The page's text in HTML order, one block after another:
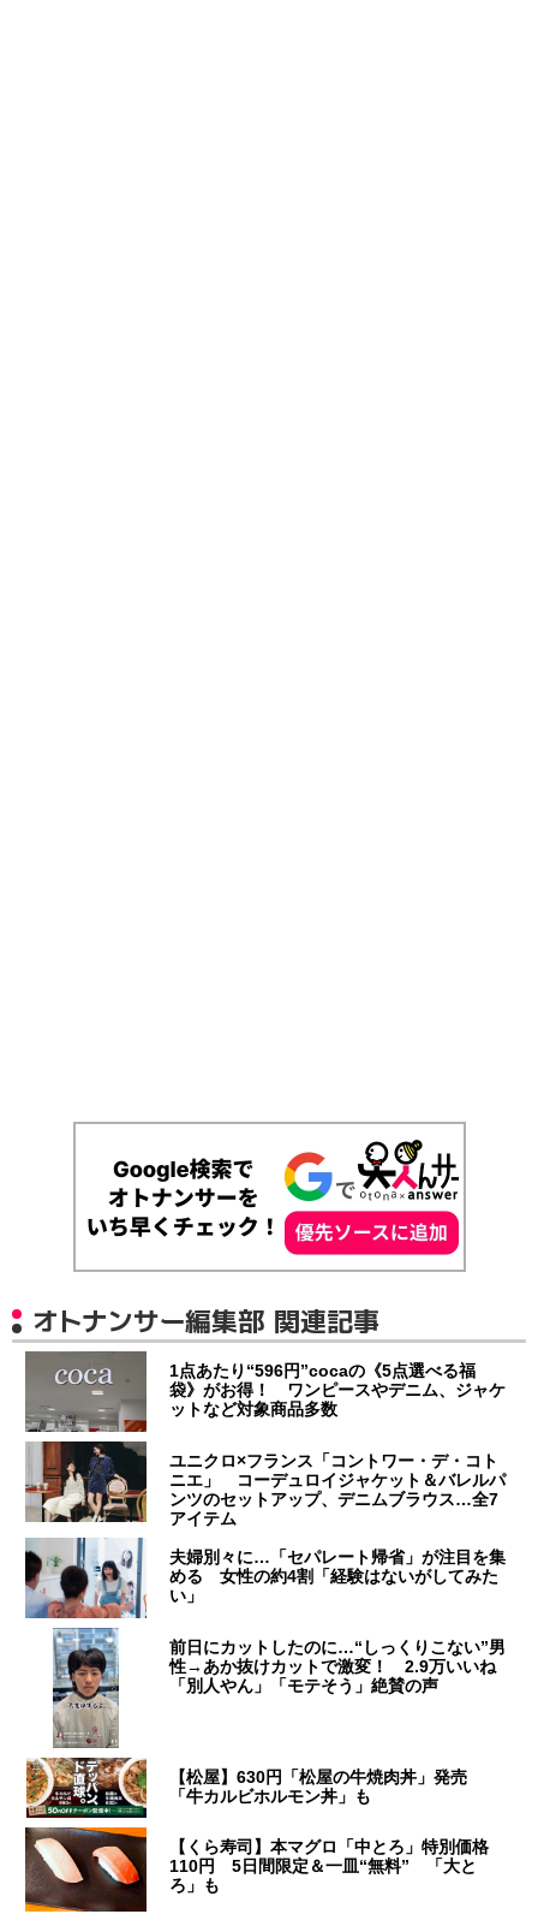
オトナンサー編集部 関連記事
1点あたり“596円”cocaの《5点選べる福
袋》がお得！ ワンピースやデニム、ジャケ
ットなど対象商品多数
ユニクロ×フランス「コントワー・デ・コト
ニエ」 コーデュロイジャケット＆バレルパ
ンツのセットアップ、デニムブラウス…全7
アイテム
夫婦別々に…「セパレート帰省」が注目を集
める 女性の約4割「経験はないがしてみた
い」
前日にカットしたのに…“しっくりこない”男
性→あか抜けカットで激変！ 2.9万いいね
「別人やん」「モテそう」絶賛の声
【松屋】630円「松屋の牛焼肉丼」発売
「牛カルビホルモン丼」も
【くら寿司】本マグロ「中とろ」特別価格
110円 5日間限定＆一皿“無料” 「大と
ろ」も